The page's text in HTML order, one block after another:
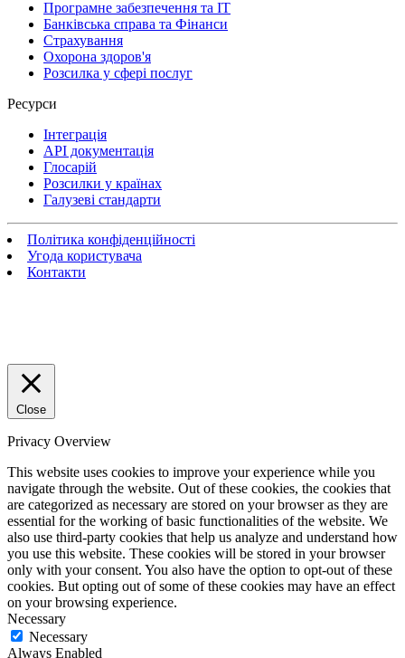
Програмне забезпечення та IT
Банківська справа та Фінанси
Страхування
Охорона здоров'я
Розсилка у сфері послуг
Ресурси
Інтеграція
API документація
Глосарій
Розсилки у країнах
Галузеві стандарти
Політика конфіденційності
Угода користувача
Контакти
Close
Privacy Overview
This website uses cookies to improve your experience while you
navigate through the website. Out of these cookies, the cookies that
are categorized as necessary are stored on your browser as they are
essential for the working of basic functionalities of the website. We
also use third-party cookies that help us analyze and understand how
you use this website. These cookies will be stored in your browser
only with your consent. You also have the option to opt-out of these
cookies. But opting out of some of these cookies may have an effect
on your browsing experience.
Necessary
Necessary
Always Enabled